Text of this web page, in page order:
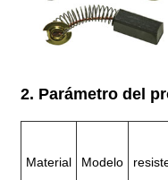
2. Parámetro del
Material Modelo